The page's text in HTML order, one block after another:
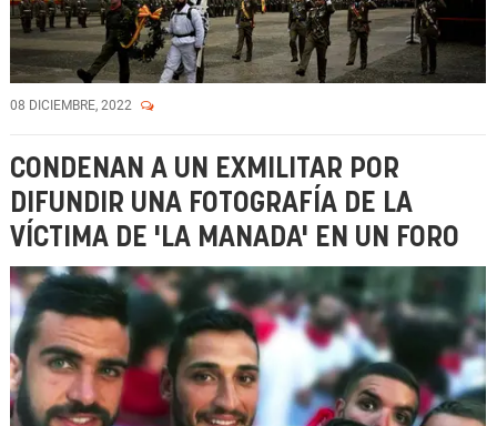
08 DICIEMBRE, 2022
CONDENAN A UN EXMILITAR POR
DIFUNDIR UNA FOTOGRAFÍA DE LA
VÍCTIMA DE 'LA MANADA' EN UN FORO